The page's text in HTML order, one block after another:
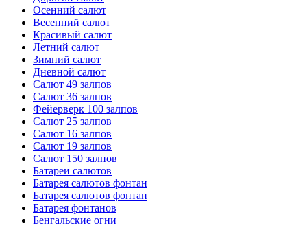
Осенний салют
Весенний салют
Красивый салют
Летний салют
Зимний салют
Дневной салют
Салют 49 залпов
Салют 36 залпов
Фейерверк 100 залпов
Салют 25 залпов
Салют 16 залпов
Салют 19 залпов
Салют 150 залпов
Батареи салютов
Батарея салютов фонтан
Батарея салютов фонтан
Батарея фонтанов
Бенгальские огни